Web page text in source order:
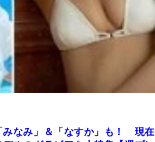
みなみ」＆「なすか」も！ 現在